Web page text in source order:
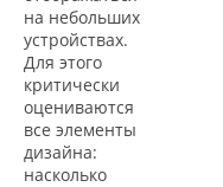
на небольших
устройствах.
Для этого
критически
оцениваются
все элементы
дизайна:
насколько